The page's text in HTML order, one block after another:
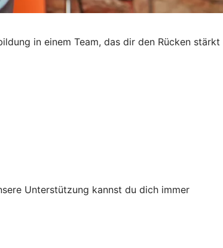
in einem Team, das dir den Rücken stärkt
Unterstützung kannst du dich immer